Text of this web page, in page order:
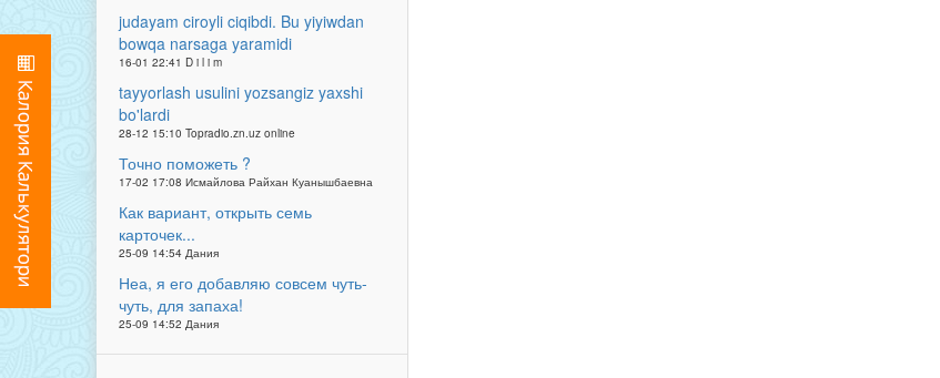
judayam ciroyli ciqibdi. Bu yiyiwdan
bowqa narsaga yaramidi
16-01 22:41 D i l i m
tayyorlash usulini yozsangiz yaxshi
bo'lardi
28-12 15:10 Topradio.zn.uz online
Точно поможеть ?
17-02 17:08 Исмайлова Райхан Куанышбаевна
Как вариант, открыть семь
карточек...
25-09 14:54 Дания
Неа, я его добавляю совсем чуть-
чуть, для запаха!
25-09 14:52 Дания